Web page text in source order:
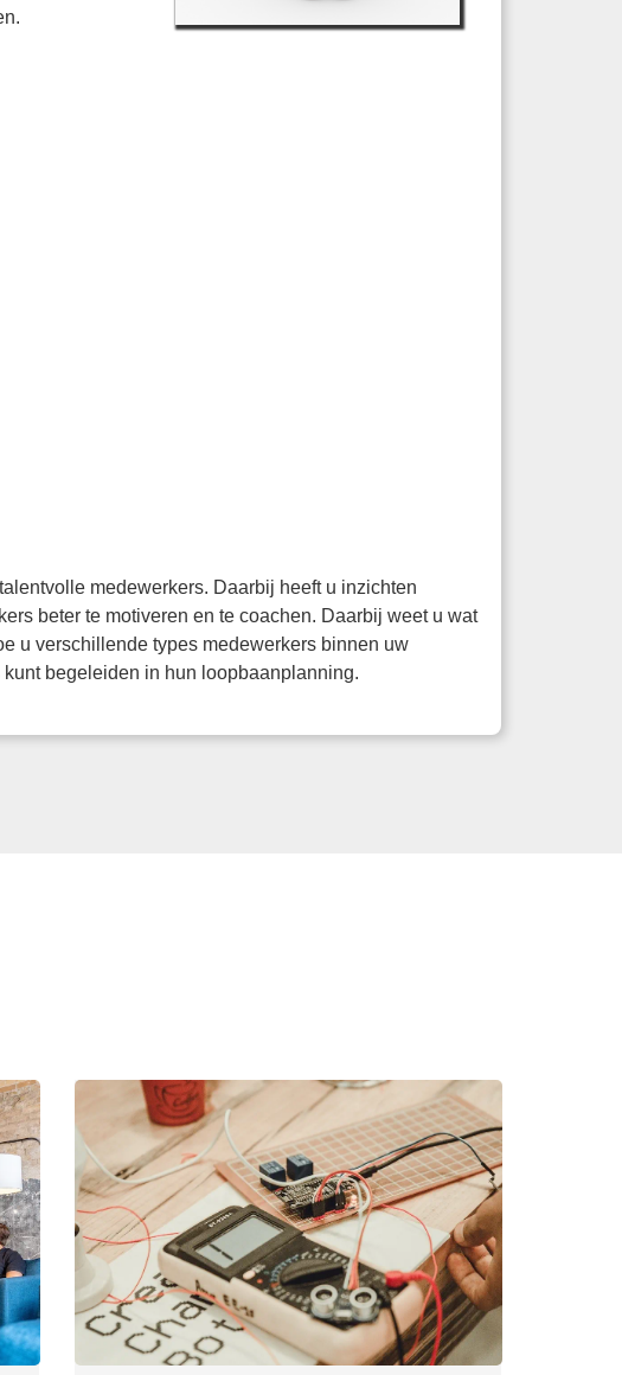
medewerkers. Daarbij heeft u inzichten
beter te motiveren en te coachen. Daarbij weet u wat
u verschillende types medewerkers binnen uw
begeleiden in hun loopbaanplanning.